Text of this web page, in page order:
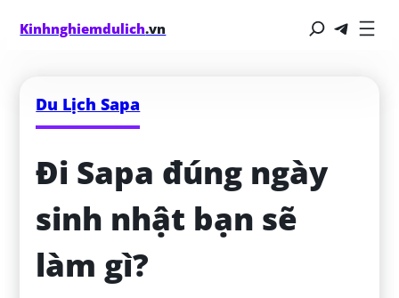
Kinhnghiemdulich.vn
Du Lịch Sapa
Đi Sapa đúng ngày
sinh nhật bạn sẽ
làm gì?